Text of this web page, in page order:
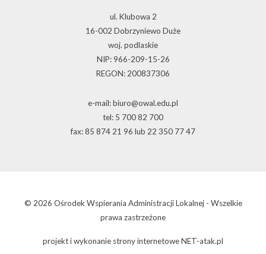
ul. Klubowa 2
16-002 Dobrzyniewo Duże
woj. podlaskie
NIP: 966-209-15-26
REGON: 200837306
e-mail: biuro@owal.edu.pl
tel: 5 700 82 700
fax: 85 874 21 96 lub 22 350 77 47
© 2026 Ośrodek Wspierania Administracji Lokalnej - Wszelkie
prawa zastrzeżone
projekt i wykonanie strony internetoweNET-atak.pl